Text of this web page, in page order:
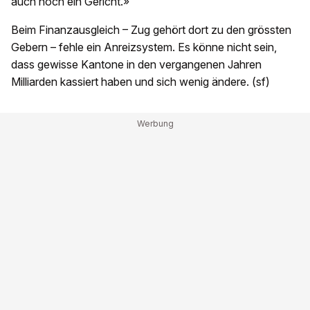
Beim Finanzausgleich – Zug gehört dort zu den grössten
Gebern – fehle ein Anreizsystem. Es könne nicht sein,
dass gewisse Kantone in den vergangenen Jahren
Milliarden kassiert haben und sich wenig ändere. (sf)